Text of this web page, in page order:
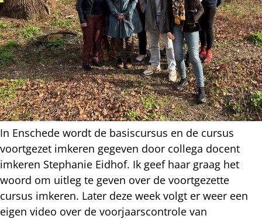
In Enschede wordt de basiscursus en de cursus
voortgezet imkeren gegeven door collega docent
imkeren Stephanie Eidhof. Ik geef haar graag het
woord om uitleg te geven over de voortgezette
cursus imkeren. Later deze week volgt er weer een
eigen video over de voorjaarscontrole van